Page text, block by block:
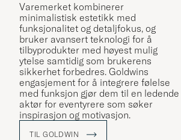
Varemerket kombinerer
minimalistisk estetikk med
funksjonalitet og detaljfokus, og
bruker avansert teknologi for å
tilbyprodukter med høyest mulig
ytelse samtidig som brukerens
sikkerhet forbedres. Goldwins
engasjement for å integrere følelse
med funksjon gjør dem til en ledende
aktør for eventyrere som søker
inspirasjon og motivasjon.
TIL GOLDWIN